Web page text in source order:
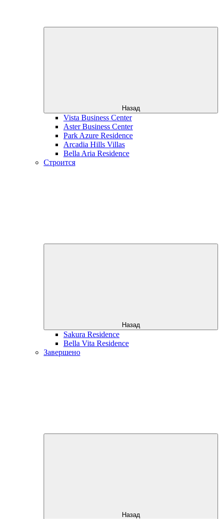
Назад
Vista Business Center
Aster Business Center
Park Azure Residence
Arcadia Hills Villas
Bella Aria Residence
Строится
Назад
Sakura Residence
Bella Vita Residence
Завершено
Назад